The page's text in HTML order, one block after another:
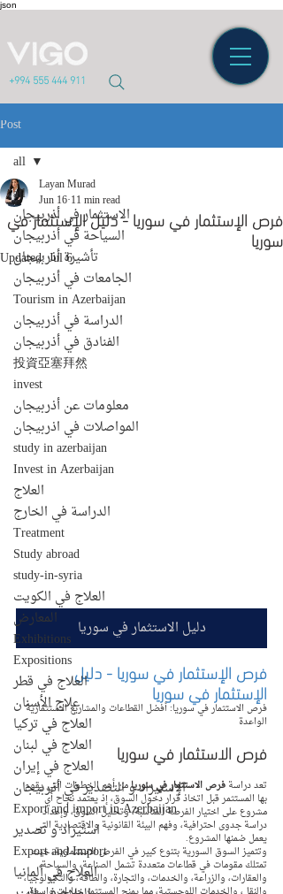
json
+994 555 444 911
Post
all
الاستثمار في أذربيجان
السياحة في أذربيجان
تأشيرة أذربيجان
الجامعات في أذربيجان
Tourism in Azerbaijan
الدراسة في أذربيجان
الفنادق في أذربيجان
投資亞塞拜然
invest
معلومات عن أذربيجان
المواصلات في اذربيجان
study in azerbaijan
Invest in Azerbaijan
العلاج
الدراسة في الخارج
Treatment
Study abroad
study-in-syria
العلاج في الكويت
المعارض
Exhibitions
Expositions
العلاج في قطر
علاج الأسنان
العلاج في تركيا
العلاج في لبنان
العلاج في إيران
الإستيراد و التصدير في أذربيجان
Export and import in Azerbaijan
استيراد و تصدير
Export and Import
العلاج في ألمانيا
all
فرص الإستثمار في سوريا - دليل الإستثمار في
سوريا
Layan Murad
Jun 16 11 min read
Updated:Jul 6
دليل الاستثمار في سوريا
فرص الإستثمار في سوريا - دليل
الإستثمار في سوريا
فرص الاستثمار في سوريا: أفضل القطاعات والمشاريع الاستثمارية
الواعدة
فرص الاستثمار في سوريا
تعد دراسة فرص الاستثمار في سوريا من أهم الخطوات التي يقوم
بها المستثمر قبل اتخاذ قرار دخول السوق، إذ يعتمد نجاح أي
مشروع على اختيار الفرصة المناسبة، وتحليل السوق، وإعداد
دراسة جدوى احترافية، وفهم البيئة القانونية والاقتصادية التي
يعمل ضمنها المشروع.
وتتميز السوق السورية بتنوع كبير في الفرص الاستثمارية، حيث
تمتلك مقومات في قطاعات متعددة تشمل الصناعة، والسياحة،
والعقارات، والزراعة، والخدمات، والتجارة، والطاقة، والتكنولوجيا،